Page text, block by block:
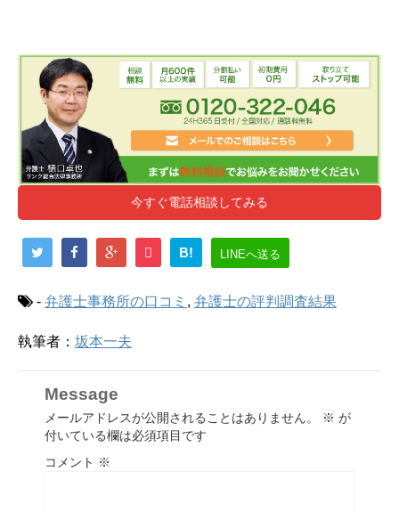
今すぐ電話相談してみる
B! LINEへ送る
- 弁護士事務所の口コミ , 弁護士の評判調査結果
執筆者： 坂本一夫
Message
メールアドレスが公開されることはありません。 ※ が
付いている欄は必須項目です
コメント ※